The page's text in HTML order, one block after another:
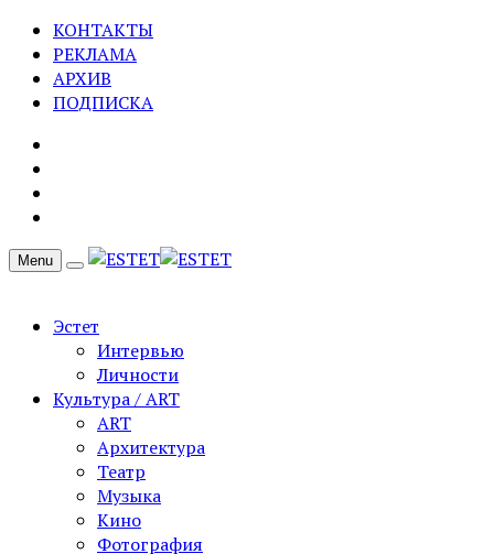
КОНТАКТЫ
РЕКЛАМА
АРХИВ
ПОДПИСКА
Menu
Эстет
Интервью
Личности
Культура / ART
ART
Архитектура
Театр
Музыка
Кино
Фотография